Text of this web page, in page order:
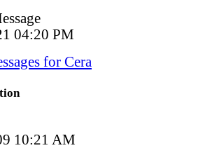
04:20 PM
for Cera
10:21 AM